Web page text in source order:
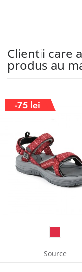
Clientii care
produs au
-75 lei
Source